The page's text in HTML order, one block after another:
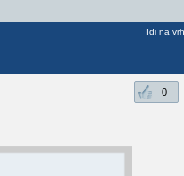
Idi na vrh
0